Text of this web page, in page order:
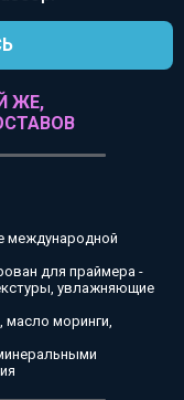
ЖЕ,
международной
для праймера -
увлажняющие
масло моринги,